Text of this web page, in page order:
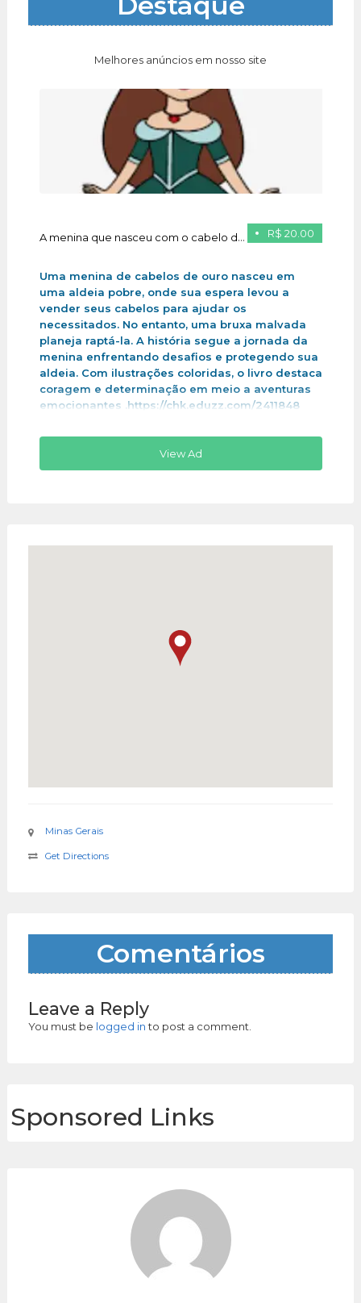
Melhores anúncios em nosso site
R$ 20.00
A menina que nasceu com o cabelo de ouro
Uma menina de cabelos de ouro nasceu em
uma aldeia pobre, onde sua espera levou a
vender seus cabelos para ajudar os
necessitados. No entanto, uma bruxa malvada
planeja raptá-la. A história segue a jornada da
menina enfrentando desafios e protegendo sua
aldeia. Com ilustrações coloridas, o livro destaca
coragem e determinação em meio a aventuras
emocionantes .https://chk.eduzz.com/2411848
View Ad
Minas Gerais
Get Directions
Comentários
Leave a Reply
You must be logged into post a comment.
Sponsored Links